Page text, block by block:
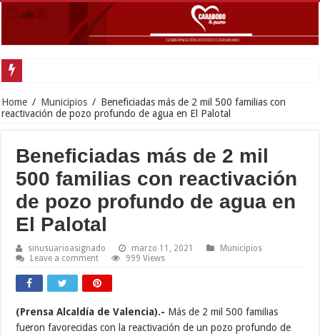
Home / Municipios / Beneficiadas más de 2 mil 500 familias con
reactivación de pozo profundo de agua en El Palotal
Beneficiadas más de 2 mil
500 familias con reactivación
de pozo profundo de agua en
El Palotal
sinusuarioasignado marzo 11, 2021
Municipios
Leave a comment
999 Views
(Prensa Alcaldía de Valencia).- Más de 2 mil 500 familias
fueron favorecidas con la reactivación de un pozo profundo de